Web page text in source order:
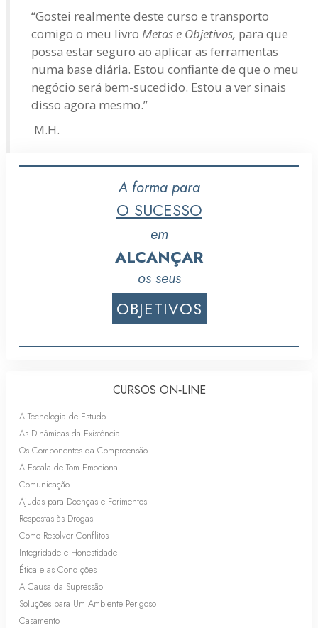
“Gostei realmente deste curso e transporto
comigo o meu livro Metas e Objetivos, para que
possa estar seguro ao aplicar as ferramentas
numa base diária. Estou confiante de que o meu
negócio será bem-sucedido. Estou a ver sinais
disso agora mesmo.”
M.H.
A forma para
O SUCESSO
em
ALCANÇAR
os seus
OBJETIVOS
CURSOS ON‑LINE
A Tecnologia de Estudo
As Dinâmicas da Existência
Os Componentes da Compreensão
A Escala de Tom Emocional
Comunicação
Ajudas para Doenças e Ferimentos
Respostas às Drogas
Como Resolver Conflitos
Integridade e Honestidade
Ética e as Condições
A Causa da Supressão
Soluções para Um Ambiente Perigoso
Casamento